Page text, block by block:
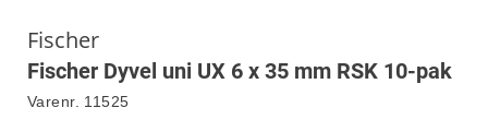
Fischer
Fischer Dyvel uni UX 6 x 35 mm RSK 10-pak
Varenr. 11525